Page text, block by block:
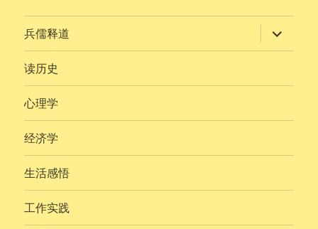
兵儒释道 展
开
子
读历史
心理学
经济学
生活感悟
工作实践